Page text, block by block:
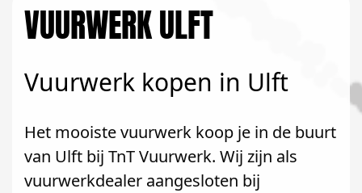
VUURWERK ULFT
Vuurwerk kopen in Ulft
Het mooiste vuurwerk koop je in de buurt
van Ulft bij TnT Vuurwerk. Wij zijn als
vuurwerkdealer aangesloten bij